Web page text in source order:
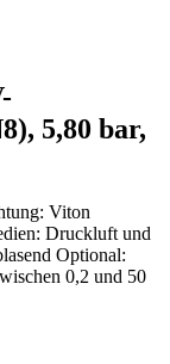
5,80 bar,
Viton
Druckluft und
Optional:
0,2 und 50